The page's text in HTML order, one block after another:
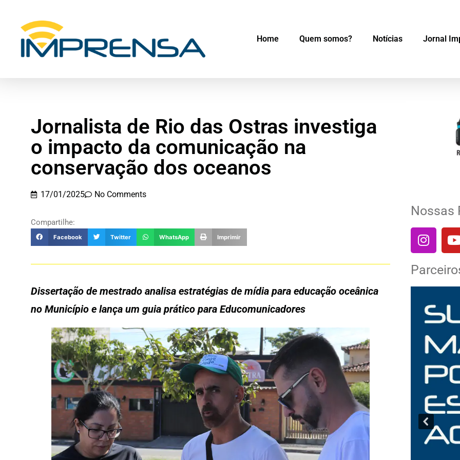
Home Quem somos? Notícias Jornal
Jornalista de Rio das Ostras investiga
o impacto da comunicação na
conservação dos oceanos
17/01/2025 No Comments
Compartilhe:
Facebook Twitter WhatsApp Imprimir
Dissertação de mestrado analisa estratégias de mídia para educação oceânica
no Município e lança um guia prático para Educomunicadores
Nossas